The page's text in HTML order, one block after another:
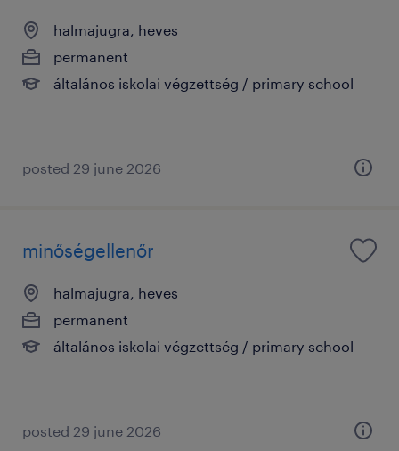
halmajugra, heves
permanent
általános iskolai végzettség / primary school
posted 29 june 2026
minőségellenőr
halmajugra, heves
permanent
általános iskolai végzettség / primary school
posted 29 june 2026